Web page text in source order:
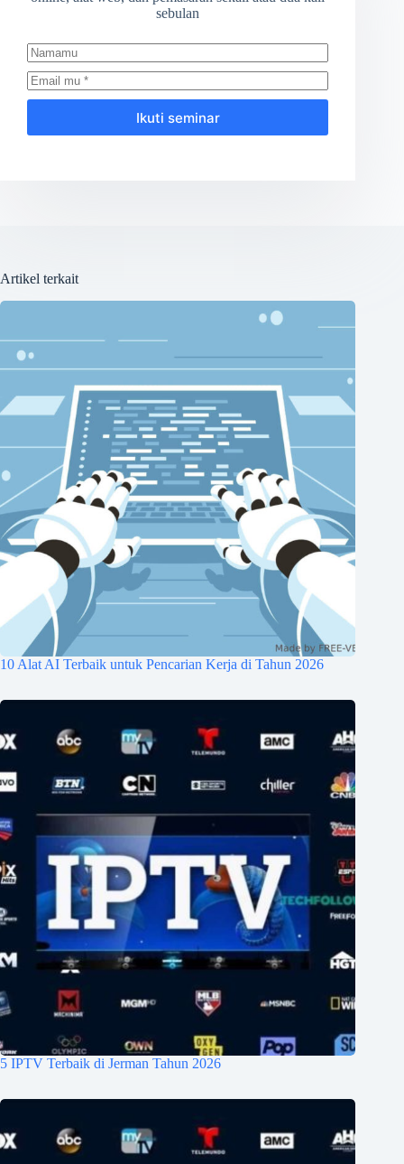
sebulan
Ikuti seminar
Artikel terkait
10 Alat AI Terbaik untuk Pencarian Kerja di Tahun 2026
5 IPTV Terbaik di Jerman Tahun 2026